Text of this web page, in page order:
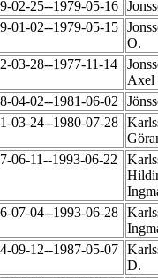
02-25--1979-05-16
01-02--1979-05-15
O.
03-28--1977-11-14
Axel
04-02--1981-06-02
03-24--1980-07-28
06-11--1993-06-22
07-04--1993-06-28
09-12--1987-05-07
D.